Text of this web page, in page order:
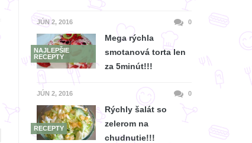
JÚN 2, 2016 0
NAJLEPŠIE
RECEPTY
Mega rýchla
smotanová torta len
za 5minút!!!
JÚN 2, 2016 0
RECEPTY
Rýchly šalát so
zelerom na
chudnutie!!!